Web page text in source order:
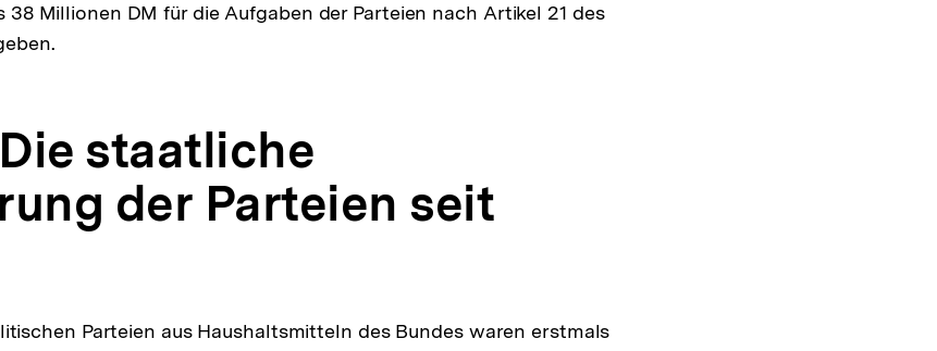
38 Millionen DM für die Aufgaben der Parteien nach Artikel 21 des
staatliche
der Parteien seit
Parteien aus Haushaltsmitteln des Bundes waren erstmals